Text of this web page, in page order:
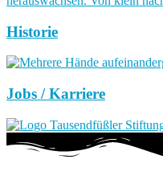
Historie
Jobs / Karriere